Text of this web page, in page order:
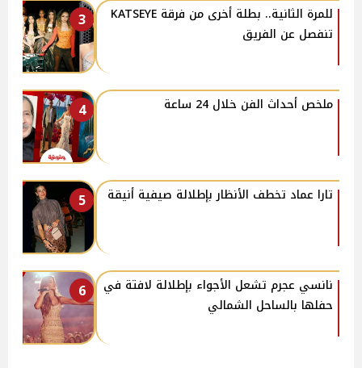
3
للمرة الثانية.. بطلة أخرى من فرقة KATSEYE
تنفصل عن الفريق
4 ملخص أحداث الفن خلال 24 ساعة
5 تارا عماد تخطف الأنظار بإطلالة صيفية أنيقة
6
نانسي عجرم تشعل الأجواء بإطلالة لافتة في
حفلها بالساحل الشمالي